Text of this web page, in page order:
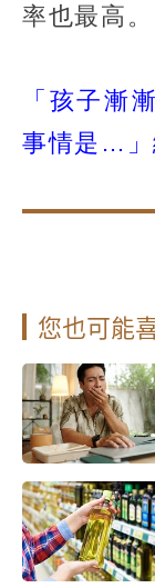
率也最高。
「孩子漸
事情是…」
您也可能